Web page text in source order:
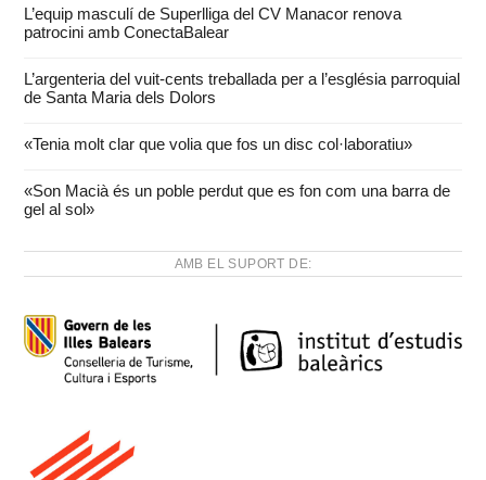
L’equip masculí de Superlliga del CV Manacor renova
patrocini amb ConectaBalear
L’argenteria del vuit-cents treballada per a l’església parroquial
de Santa Maria dels Dolors
«Tenia molt clar que volia que fos un disc col·laboratiu»
«Son Macià és un poble perdut que es fon com una barra de
gel al sol»
AMB EL SUPORT DE: